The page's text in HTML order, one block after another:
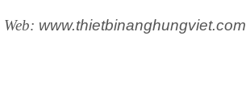
Web: www.thietbinanghungviet.com